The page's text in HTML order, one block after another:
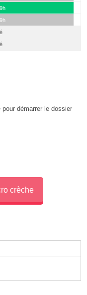
démarrer le dossier
crèche